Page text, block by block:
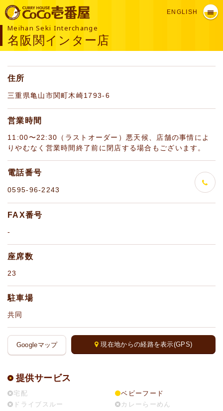
ENGLISH
Meihan Seki Interchange
名阪関インター店
住所
三重県亀山市関町木崎1793-6
営業時間
11:00〜22:30（ラストオーダー）悪天候、店舗の事情によ
りやむなく営業時間終了前に閉店する場合もございます。
電話番号
0595-96-2243
FAX番号
-
座席数
23
駐車場
共同
Googleマップ 現在地からの経路を表示(GPS)
提供サービス
宅配
ドライブスルー
ベビーフード
カレーらーめん